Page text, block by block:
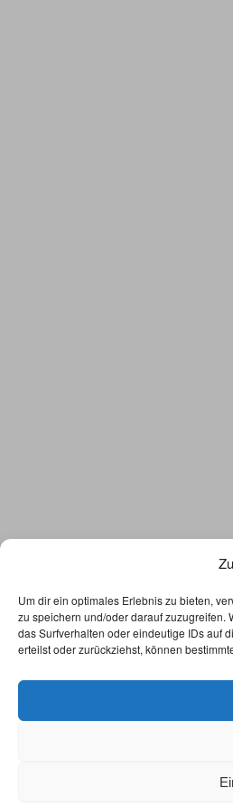
Um dir ein optimales Erlebnis zu bieten,
zu speichern und/oder darauf zuzugreifen.
das Surfverhalten oder eindeutige IDs auf
erteilst oder zurückziehst, können